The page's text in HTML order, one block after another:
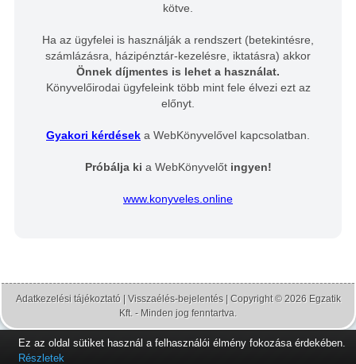
kötve.
Ha az ügyfelei is használják a rendszert (betekintésre,
számlázásra, házipénztár-kezelésre, iktatásra) akkor
Önnek díjmentes is lehet a használat.
Könyvelőirodai ügyfeleink több mint fele élvezi ezt az
előnyt.
Gyakori kérdések a WebKönyvelővel kapcsolatban.
Próbálja ki a WebKönyvelőt ingyen!
www.konyveles.online
Adatkezelési tájékoztató| Visszaélés-bejelentés| Copyright © 2026 Egzatik
Kft. - Minden jog fenntartva.
Ez az oldal sütiket használ a felhasználói élmény fokozása érdekében.
Részletek